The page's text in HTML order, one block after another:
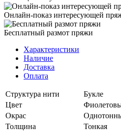
Онлайн-показ интересующей
Бесплатный размот пряжи
Характеристики
Наличие
Доставка
Оплата
Структура нити
Букле
Цвет
Окрас
Толщина
Тонкая